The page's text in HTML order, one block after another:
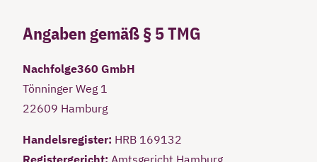
Angaben gemäß § 5 TMG
Nachfolge360 GmbH
Tönninger Weg 1
22609 Hamburg
Handelsregister: HRB 169132
Registergericht: Amtsgericht Hamburg